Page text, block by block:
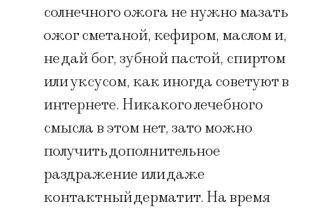
солнечного ожога не нужно мазать
ожог сметаной, кефиром, маслом и,
не дай бог, зубной пастой, спиртом
или уксусом, как иногда советуют в
интернете. Никакого лечебного
смысла в этом нет, зато можно
получить дополнительное
раздражение или даже
контактный дерматит. На время